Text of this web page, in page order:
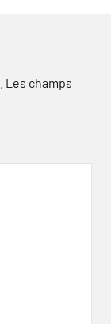
Les champs